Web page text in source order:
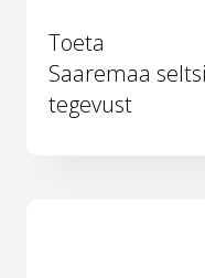
Toeta
Saaremaa seltsi
tegevust